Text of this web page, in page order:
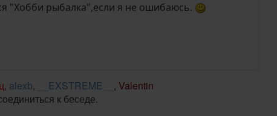
"Хобби рыбалка",если я не ошибаюсь.
, alexb, __EXSTREME__ , Valentin
к беседе.